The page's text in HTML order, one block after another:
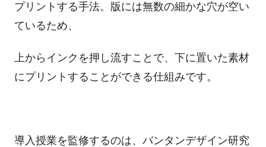
プリントする手法。版には無数の細かな穴が空い
ているため、
上からインクを押し流すことで、下に置いた素材
にプリントすることができる仕組みです。
導入授業を監修するのは、バンタンデザイン研究